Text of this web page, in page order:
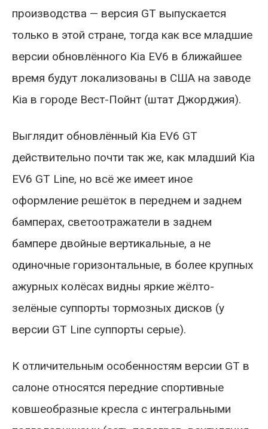
производства — версия GT выпускается
только в этой стране, тогда как все младшие
версии обновлённого Kia EV6 в ближайшее
время будут локализованы в США на заводе
Kia в городе Вест-Пойнт (штат Джорджия).
Выглядит обновлённый Kia EV6 GT
действительно почти так же, как младший Kia
EV6 GT Line, но всё же имеет иное
оформление решёток в переднем и заднем
бамперах, светоотражатели в заднем
бампере двойные вертикальные, а не
одиночные горизонтальные, в более крупных
ажурных колёсах видны яркие жёлто-
зелёные суппорты тормозных дисков (у
версии GT Line суппорты серые).
К отличительным особенностям версии GT в
салоне относятся передние спортивные
ковшеобразные кресла с интегральными